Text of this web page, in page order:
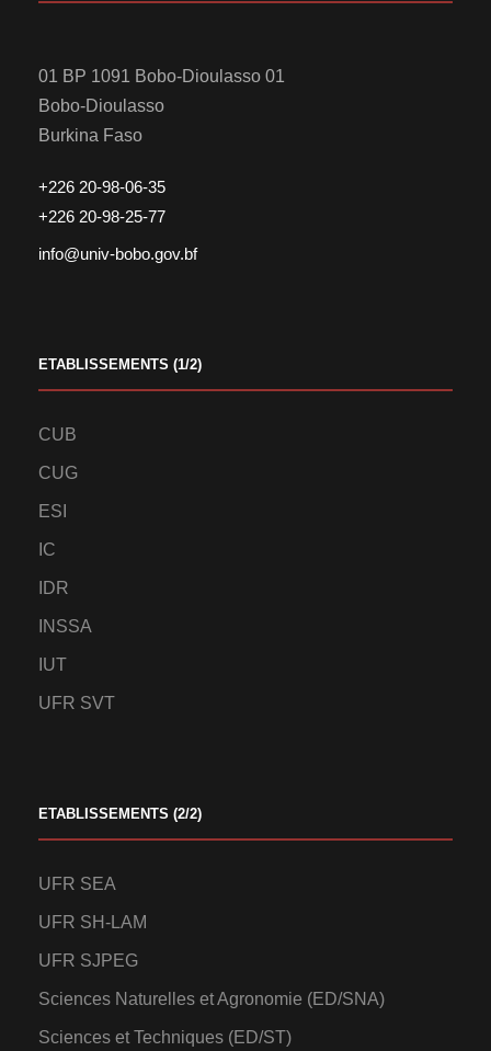
01 BP 1091 Bobo-Dioulasso 01
Bobo-Dioulasso
Burkina Faso
+226 20-98-06-35
+226 20-98-25-77
info@univ-bobo.gov.bf
ETABLISSEMENTS (1/2)
CUB
CUG
ESI
IC
IDR
INSSA
IUT
UFR SVT
ETABLISSEMENTS (2/2)
UFR SEA
UFR SH-LAM
UFR SJPEG
Sciences Naturelles et Agronomie (ED/SNA)
Sciences et Techniques (ED/ST)